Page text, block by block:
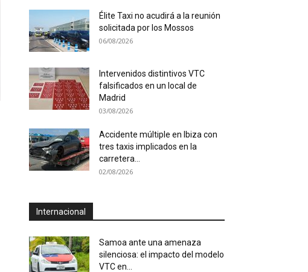
Élite Taxi no acudirá a la reunión
solicitada por los Mossos
06/08/2026
Intervenidos distintivos VTC
falsificados en un local de
Madrid
03/08/2026
Accidente múltiple en Ibiza con
tres taxis implicados en la
carretera...
02/08/2026
Internacional
Samoa ante una amenaza
silenciosa: el impacto del modelo
VTC en...